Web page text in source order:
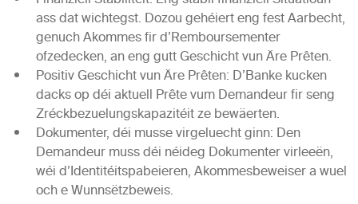
ass dat wichtegst. Dozou gehéiert eng fest Aarbecht,
genuch Akommes fir d’Remboursementer
ofzedecken, an eng gutt Geschicht vun Äre Prêten.
Positiv Geschicht vun Äre Prêten: D’Banke kucken
dacks op déi aktuell Prête vum Demandeur fir seng
Zréckbezuelungskapazitéit ze bewäerten.
Dokumenter, déi musse virgeluecht ginn: Den
Demandeur muss déi néideg Dokumenter virleeën,
wéi d’Identitéitspabeieren, Akommesbeweiser a wuel
och e Wunnsëtzbeweis.